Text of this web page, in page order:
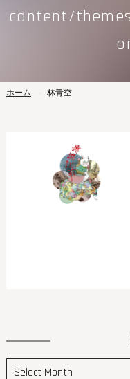
content/
ホーム 林青空